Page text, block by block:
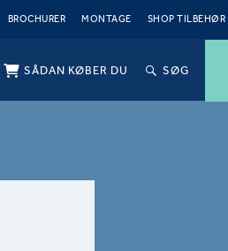
BROCHURER MONTAGE SHOP TILBEHØR
SÅDAN KØBER DU SØG